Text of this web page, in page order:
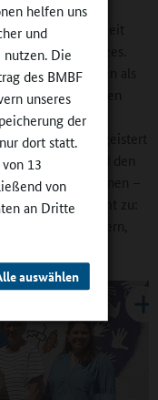
helfen uns
und
nutzen. Die
des BMBF
unseres
der
dort statt.
13
von
an Dritte
auswählen
nur in der Lernzeit
als Ganzes.
den GTS-Kräften als
nimmt an den
sich über die
Begeistert
Studierenden und den
Leute schon können –
Fröhlich stimmt zu:
zu den Kindern,